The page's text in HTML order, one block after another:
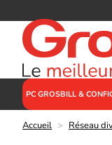
PC GROSBILL &
Accueil > Réseau